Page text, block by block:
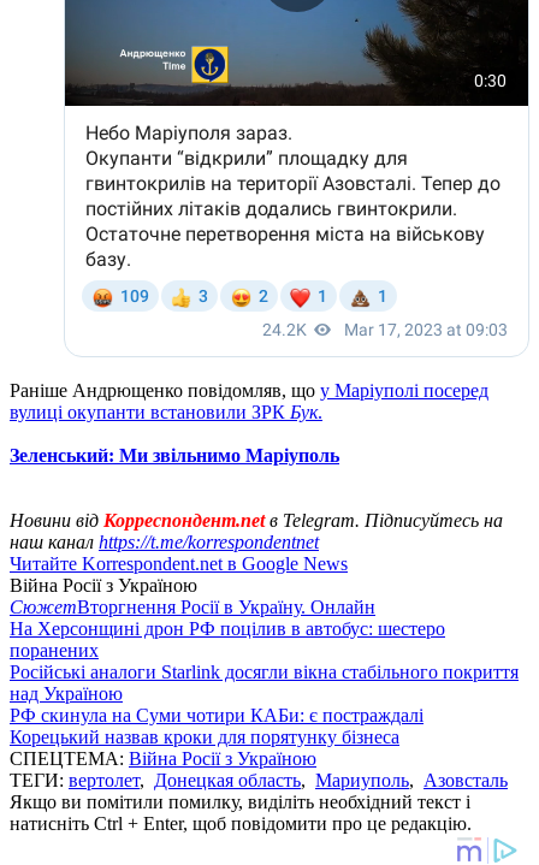
Раніше Андрющенко повідомляв, що у Маріуполі посеред
вулиці окупанти встановили ЗРК Бук.
Зеленський: Ми звільнимо Маріуполь
Новини від Корреспондент.netв Telegram. Підписуйтесь на
наш канал https://t.me/korrespondentnet
Читайте Korrespondent.net в Google News
Війна Росії з Україною
СюжетВторгнення Росії в Україну. Онлайн
На Херсонщині дрон РФ поцілив в автобус: шестеро
поранених
Російські аналоги Starlink досягли вікна стабільного покриття
над Україною
РФ скинула на Суми чотири КАБи: є постраждалі
Корецький назвав кроки для порятунку бізнеса
СПЕЦТЕМА: Війна Росії з Україною
ТЕГИ: вертолет, Донецкая область, Мариуполь, Азовсталь
Якщо ви помітили помилку, виділіть необхідний текст і
натисніть Ctrl + Enter, щоб повідомити про це редакцію.